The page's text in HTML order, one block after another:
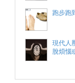
跑步跑
現代人
脫煩惱